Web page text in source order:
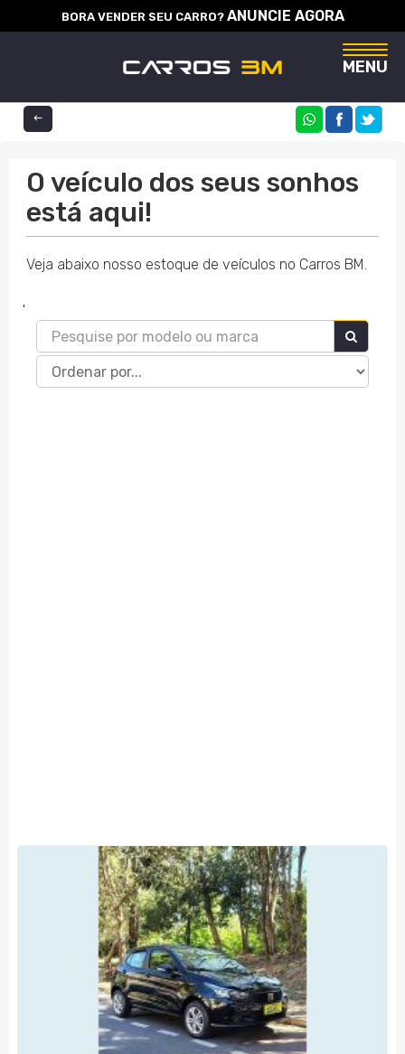
BORA VENDER SEU CARRO? ANUNCIE AGORA
MENU
O veículo dos seus sonhos
está aqui!
Veja abaixo nosso estoque de veículos no Carros BM.
'